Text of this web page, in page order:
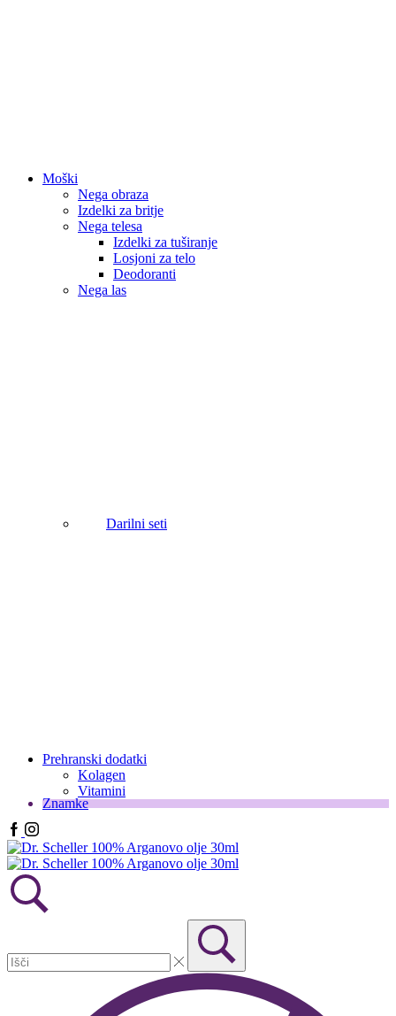
Moški
Nega obraza
Izdelki za britje
Nega telesa
Izdelki za tuširanje
Losjoni za telo
Deodoranti
Nega las
Darilni seti
Prehranski dodatki
Kolagen
Vitamini
Znamke